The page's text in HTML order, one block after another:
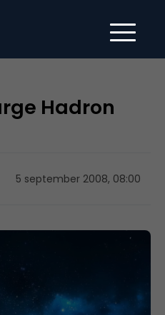
Hadron
5 september 2008, 08:00